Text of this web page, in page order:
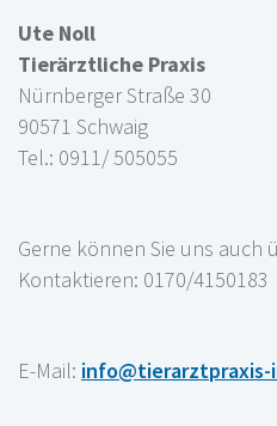
Ute Noll
Tierärztliche Praxis
Nürnberger Straße 30
90571 Schwaig
Tel.: 0911/ 505055
Gerne können Sie uns auch
Kontaktieren: 0170/4150183
E-Mail: info@tierarztpraxis-